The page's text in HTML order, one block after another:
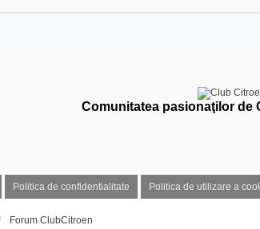
Politica de confidentialitate Politica de utilizare a
Comunitatea pasionaţilor de
Forum ClubCitroen